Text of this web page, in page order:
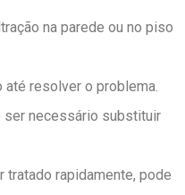
na parede ou no piso
até resolver o problema.
ser necessário substituir
rapidamente, pode